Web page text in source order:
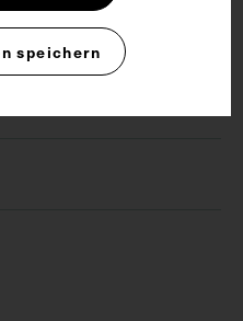
speichern